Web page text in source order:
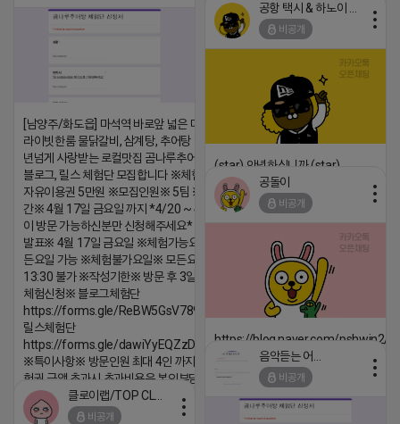
2026-04-18 17:18
[남양주/화도읍] 마석역 바로앞 넓은 매장과, 프
라이빗한룸 물닭갈비, 삼계탕, 추어탕 맛집 10
년넘게 사랑받는 로컬맛집 곰나루추어탕에서
블로그, 릴스 체험단 모집합니다 ※체험메뉴※
자유이용권 5만원 ※모집인원※ 5팀 ※모집기
간※ 4월 17일 금요일 까지 *4/20 ~ 4/26 사
이 방문 가능하신분만 신청해주세요* ※체험단
발표※ 4월 17일 금요일 ※체험가능요일※ 모
든요일 가능 ※체험불가요일※ 모든요일 12 ~
13:30 불가 ※작성기한※ 방문 후 3일 이내 ※
체험신청※ 블로그체험단
https://forms.gle/ReBW5GsV789ur2Pz6
릴스체험단
https://forms.gle/dawiYyEQZzDdqf8W8
※특이사항※ 방문인원 최대 4인 까지 가능 체
험권 금액 초과시 초과비용은 본인부담입니다.
2026-04-18 17:13
비공개
(star) 안녕하십니까 (star)
2026-04-18 17:12
공돌이
비공개
https://blog.naver.com/pshwin2/
2026-04-18 17:12
비공개
비공개